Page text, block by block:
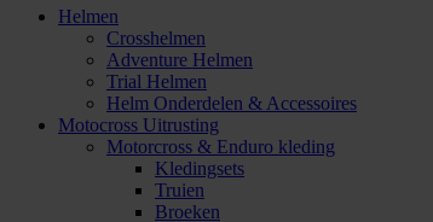
Helmen
Crosshelmen
Adventure Helmen
Trial Helmen
Helm Onderdelen & Accessoires
Motocross Uitrusting
Motorcross & Enduro kleding
Kledingsets
Truien
Broeken